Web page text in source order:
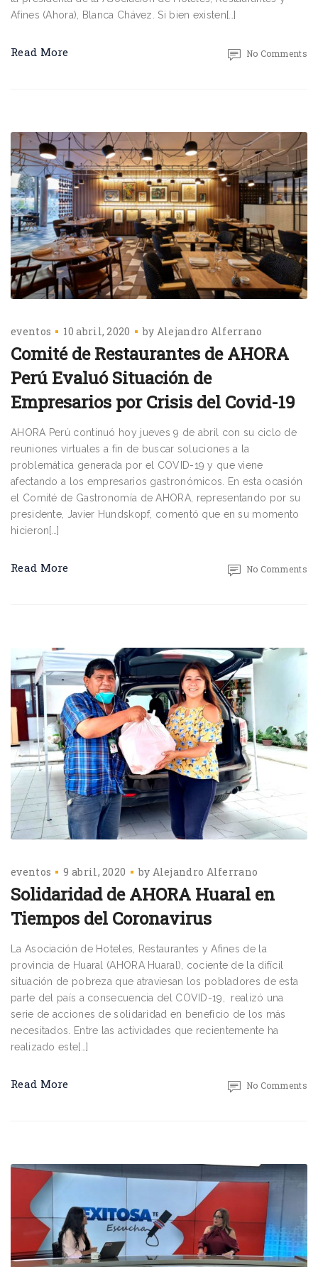
Afines (Ahora), Blanca Chávez. Si bien existen[…]
Read More No Comments
eventos 10 abril, 2020 by Alejandro Alferrano
Comité de Restaurantes de AHORA
Perú Evaluó Situación de
Empresarios por Crisis del Covid-19
AHORA Perú continuó hoy jueves 9 de abril con su ciclo de
reuniones virtuales a fin de buscar soluciones a la
problemática generada por el COVID-19 y que viene
afectando a los empresarios gastronómicos. En esta ocasión
el Comité de Gastronomía de AHORA, representando por su
presidente, Javier Hundskopf, comentó que en su momento
hicieron[…]
Read More No Comments
eventos 9 abril, 2020 by Alejandro Alferrano
Solidaridad de AHORA Huaral en
Tiempos del Coronavirus
La Asociación de Hoteles, Restaurantes y Afines de la
provincia de Huaral (AHORA Huaral), cociente de la difícil
situación de pobreza que atraviesan los pobladores de esta
parte del país a consecuencia del COVID-19, realizó una
serie de acciones de solidaridad en beneficio de los más
necesitados. Entre las actividades que recientemente ha
realizado este[…]
Read More No Comments